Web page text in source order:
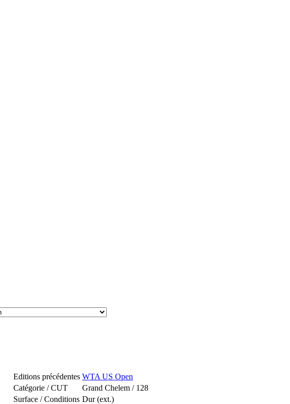
Editions précédentes WTA US Open
Catégorie / CUT
Grand Chelem / 128
Surface / Conditions Dur (ext.)